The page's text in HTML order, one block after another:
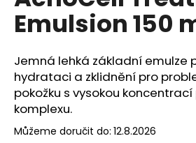
0,0
hvězdiček.
Emulsion 150
Jemná lehká základní emulze
hydrataci a zklidnění pro
pokožku s vysokou
komplexu.
Můžeme doručit do: 12.8.2026
a
j
í
t
?